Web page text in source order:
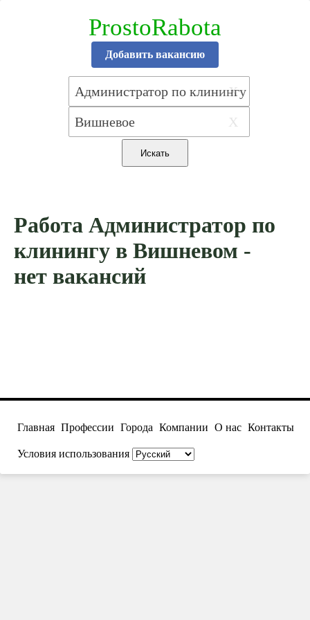
ProstoRabota
Добавить вакансию
X
X
Работа Администратор по
клинингу в Вишневом -
нет вакансий
Главная Профессии Города Компании О нас Контакты
Условия использования